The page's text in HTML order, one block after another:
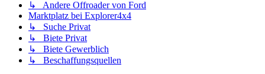
↳ Andere Offroader von Ford
Marktplatz bei Explorer4x4
↳ Suche Privat
↳ Biete Privat
↳ Biete Gewerblich
↳ Beschaffungsquellen